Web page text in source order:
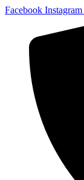
Facebook Instagram